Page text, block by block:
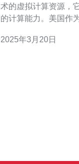
术的虚拟计算资源，
的计算能力。美国作
介绍美国云服务器租用的费用情况
2025年3月20日